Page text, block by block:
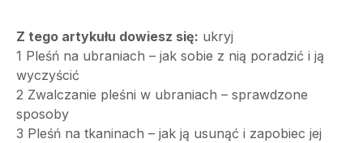
Z tego artykułu dowiesz się: ukryj
1 Pleśń na ubraniach – jak sobie z nią poradzić i ją
wyczyścić
2 Zwalczanie pleśni w ubraniach – sprawdzone
sposoby
3 Pleśń na tkaninach – jak ją usunąć i zapobiec jej